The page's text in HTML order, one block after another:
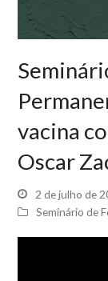
vacina
Oscar
2 de julho de
Seminário de